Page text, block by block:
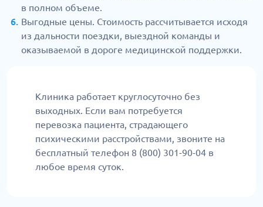
в полном объеме.
Выгодные цены. Стоимость рассчитывается исходя
из дальности поездки, выездной команды и
оказываемой в дороге медицинской поддержки.
Клиника работает круглосуточно без
выходных. Если вам потребуется
перевозка пациента, страдающего
психическими расстройствами, звоните на
бесплатный телефон 8 (800) 301-90-04 в
любое время суток.